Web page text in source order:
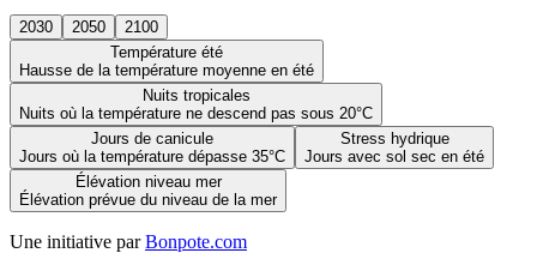
2030 2050
2100
Température été
Hausse de la température moyenne en été
Nuits tropicales
Nuits où la température ne descend pas sous 20°C
Jours de canicule
Jours où la température dépasse 35°C
Stress hydrique
Jours avec sol sec en été
Élévation niveau mer
Élévation prévue du niveau de la mer
Une initiative par Bonpote.com